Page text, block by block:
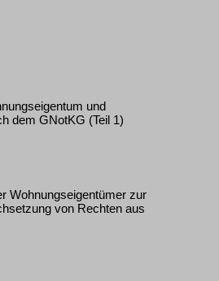
und
dem GNotKG (Teil 1)
Wohnungseigentümer zur
von Rechten aus